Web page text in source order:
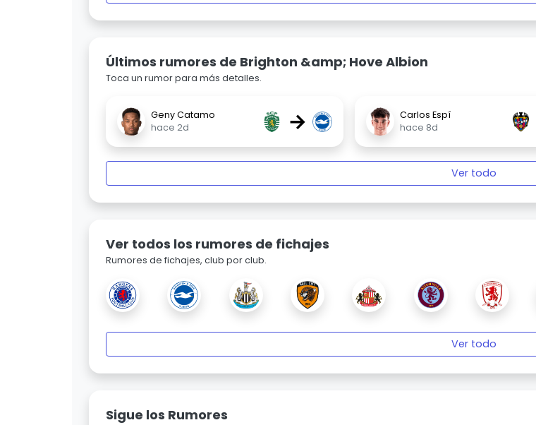
Últimos rumores de Brighton &amp; Hove Albion
Toca un rumor para más detalles.
Geny Catamo
hace 2d
→
Carlos Espí
hace 8d
Ver todo
Ver todos los rumores de fichajes
Rumores de fichajes, club por club.
Ver todo
Sigue los Rumores